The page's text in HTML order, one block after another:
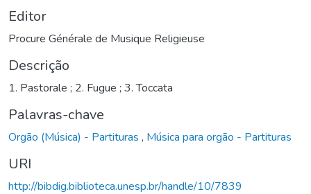
Editor
Procure Générale de Musique Religieuse
Descrição
1. Pastorale ; 2. Fugue ; 3. Toccata
Palavras-chave
Orgão (Música) - Partituras , Música para orgão - Partituras
URI
http://bibdig.biblioteca.unesp.br/handle/10/7839